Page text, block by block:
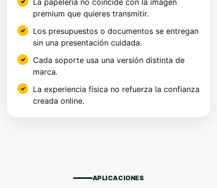
premium que quieres transmitir.
Los presupuestos o documentos se entregan
sin una presentación cuidada.
Cada soporte usa una versión distinta de
marca.
La experiencia física no refuerza la confianza
creada online.
APLICACIONES